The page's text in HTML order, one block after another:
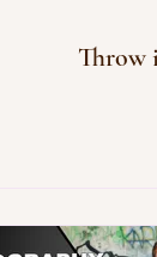
Throw